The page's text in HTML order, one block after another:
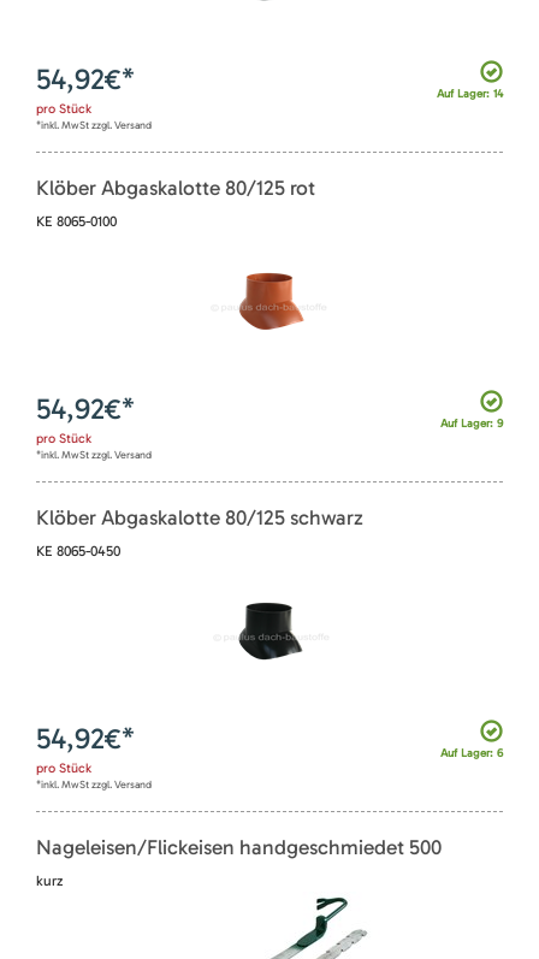
Auf Lager: 14
54,92€*
pro Stück
*inkl. MwSt zzgl. Versand
Klöber Abgaskalotte 80/125 rot
KE 8065-0100
Auf Lager: 9
54,92€*
pro Stück
*inkl. MwSt zzgl. Versand
Klöber Abgaskalotte 80/125 schwarz
KE 8065-0450
Auf Lager: 6
54,92€*
pro Stück
*inkl. MwSt zzgl. Versand
Nageleisen/Flickeisen handgeschmiedet 500
kurz